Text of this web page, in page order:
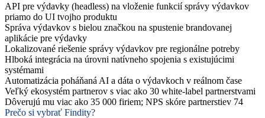
API pre výdavky (headless) na vloženie funkcií správy výdavkov
priamo do UI tvojho produktu
Správa výdavkov s bielou značkou na spustenie brandovanej
aplikácie pre výdavky
Lokalizované riešenie správy výdavkov pre regionálne potreby
Hlboká integrácia na úrovni natívneho spojenia s existujúcimi
systémami
Automatizácia poháňaná AI a dáta o výdavkoch v reálnom čase
Veľký ekosystém partnerov s viac ako 30 white-label partnerstvami
Dôverujú mu viac ako 35 000 firiem; NPS skóre partnerstiev 74
Prečo si vybrať Findity?